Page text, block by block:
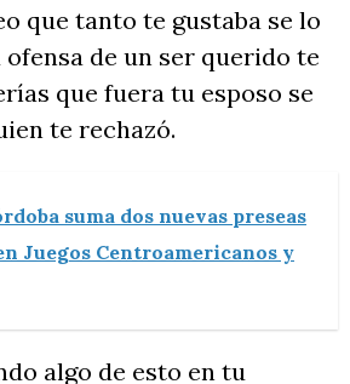
que tanto te gustaba se lo
de un ser querido te
que fuera tu esposo se
te rechazó.
suma dos nuevas preseas
Juegos Centroamericanos y
algo de esto en tu